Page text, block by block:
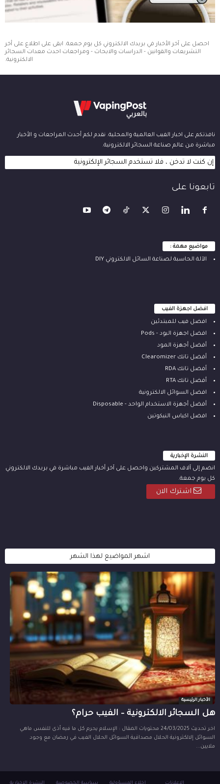
احصل على آخر الأخبار في بريدك الالكتروني كل يوم جمعة. ابقى على اطلاع على أخر
التشريعات والقوانين - الدراسات والابحاث - ومراجعات احدث معدات السجائر
الالكترونية.
نافذتكم على اخبار الفيب العالمية والمحلية. نقدم لكم أحدث المراجعات و الأخبار
مباشرة من عالم صناعة السجائر الالكترونية.
إن كنت لا تدخن ، فلا تستخدم السجائر الإلكترونية
تابعونا على
مواضيع مهمة :
الآلة ‫الحاسبة لصناعة السائل الالكتروني‬ DIY
افضل اجهزة الفيب
افضل فيب للمبتدئين
افضل اجهزة البود - Pods
أفضل أجهزة المود
أفضل تانك Clearomizer
أفضل تانك RDA
أفضل تانك RTA
افضل السوائل الالكترونية
أفضل أجهزة الاستخدام الواحد - Disposable
افضل اكياس النيكوتين
النشرة الإخبارية
انضم إلى آلاف المشتركين واحصل على آخر أخبار الفيب مباشرة في بريدك الالكتروني
كل يوم جمعة.
اشترك الان
اشهر المواضيع لهذا الشهر
الأخبار الرئيسية
هل السجائر الالكترونية – الفيب حرام؟
اخر تحديث 24/03/2025 محتويات المقال : الإسلام يحرم كل ما فيه أذى للنفس ماهي
السوائل إلالكترونية الحلال مصداقية السوائل الحلال الفيب في رمضان مع وجود
ملايين...